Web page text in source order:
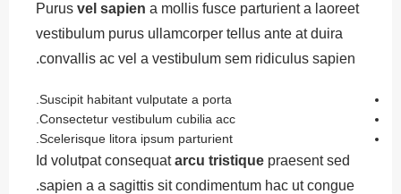
Purus vel sapien a mollis fusce parturient a laoreet
vestibulum purus ullamcorper tellus ante at duira
convallis ac vel a vestibulum sem ridiculus sapien.
Suscipit habitant vulputate a porta.
Consectetur vestibulum cubilia acc.
Scelerisque litora ipsum parturient.
Id volutpat consequatarcu tristique praesent sed
sapien a a sagittis sit condimentum hac ut congue.